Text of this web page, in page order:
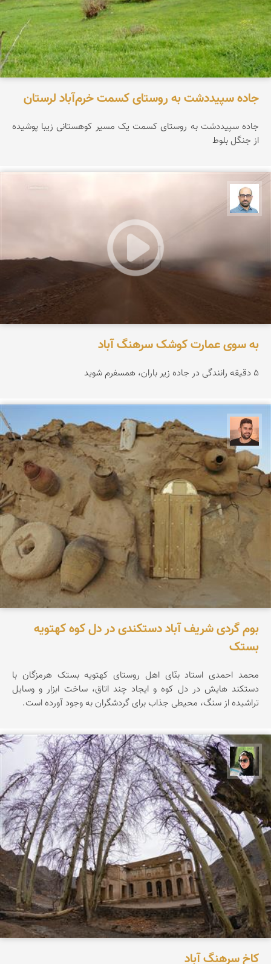
جاده سپیددشت به روستای کسمت خرم‌آباد لرستان
جاده سپیددشت به روستای کسمت یک مسیر کوهستانی زیبا پوشیده
از جنگل بلوط
به سوی عمارت کوشک سرهنگ آباد
۵ دقیقه رانندگی در جاده زیر باران، همسفرم شوید
ابراهیم رفیعی
بوم گردی شریف آباد دستکندی در دل کوه کهتویه
بستک
محمد احمدی استاد بنّای اهل روستای کهتویه بستک هرمزگان با
دستکند هایش در دل کوه و ایجاد چند اتاق، ساخت ابزار و وسایل
تراشیده از سنگ، محیطی جذاب برای گردشگران به وجود آورده است.
سپیده اصلان
کاخ سرهنگ آباد